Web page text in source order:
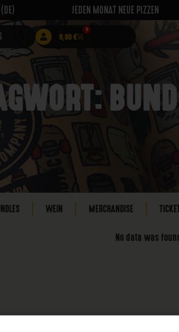
JEDEN MONAT NEUE PIZZEN
0,00€
0
WEIN MERCHANDISE
No data was found